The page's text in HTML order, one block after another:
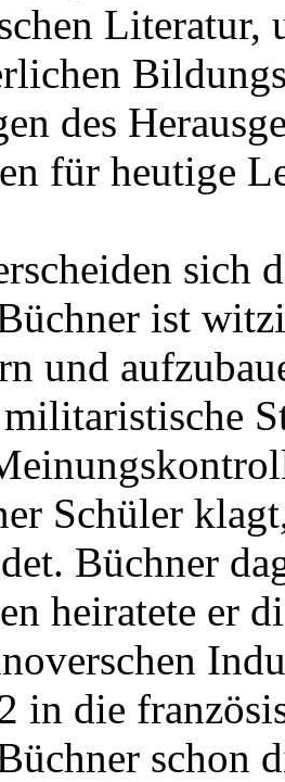
des
für heutige
sich
ist
und
Schüler
Büchner
heiratete er
in die
schon